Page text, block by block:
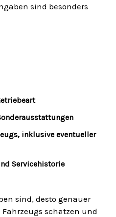
sind besonders
inklusive eventueller
Servicehistorie
sind, desto genauer
schätzen und